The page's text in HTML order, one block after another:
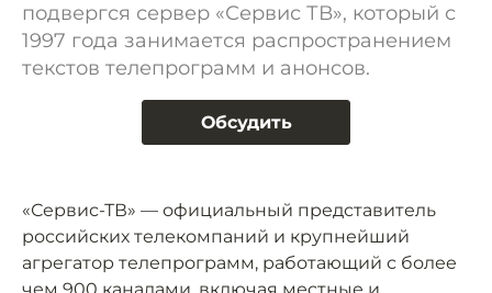
подвергся сервер «Сервис ТВ», который с
1997 года занимается распространением
текстов телепрограмм и анонсов.
Обсудить
«Сервис-ТВ» — официальный представитель
российских телекомпаний и крупнейший
агрегатор телепрограмм, работающий с более